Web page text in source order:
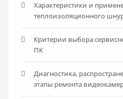
Характеристики и
теплоизоляционного
Критерии выбора
ПК
Диагностика,
этапы ремонта